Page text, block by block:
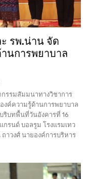
รพ.น่าน จัด
นการพยาบาล
รรมสัมมนาทางวิชาการ
งค์ความรู้ด้านการพยาบาล
ริบทพื้นที่วันอังคารที่ 16
รนด์ บอลรูม โรงแรมเทว
าวงศ์ นายองค์การบริหาร